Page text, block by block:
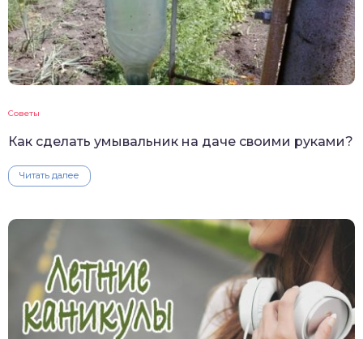
Советы
Как сделать умывальник на даче своими руками?
Читать далее